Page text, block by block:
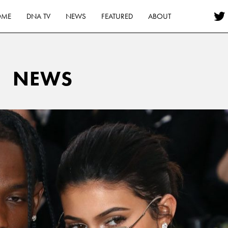
DNA TV NEWS FEATURED ABOUT
NEWS